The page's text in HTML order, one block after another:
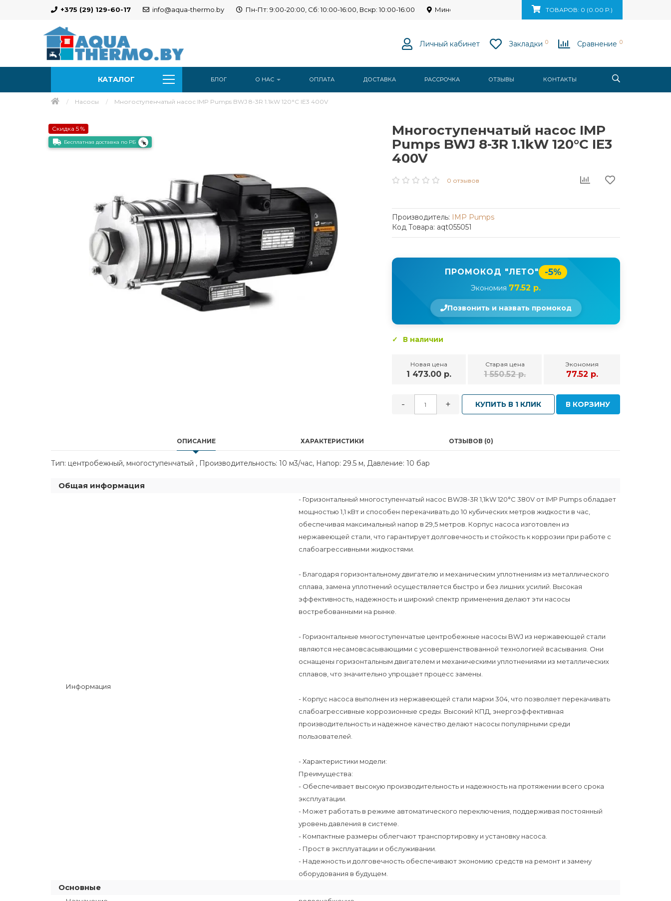
+375 (29) 129-60-17 info@aqua-thermo.by Пн-Пт: 9:00-20:00, Сб: 10:00-16:00, Вскр: 10:00-16:00 Минск, ул. Ваупшасова, д. 10, пом. 131ТОВАРОВ: 0 (0.00 Р.)
Личный кабинет Закладки 0 Сравнение 0
КАТАЛОГ БЛОГ О НАС ОПЛАТА ДОСТАВКА РАССРОЧКА ОТЗЫВЫ КОНТАКТЫ
Насосы Многоступенчатый насос IMP Pumps BWJ 8-3R 1.1kW 120°C IE3 400V
Скидка 5 %
Бесплатная доставка по РБ
Многоступенчатый насос IMP
Pumps BWJ 8-3R 1.1kW 120°C IE3
400V
0 отзывов
Производитель: IMP Pumps
Код Товара: aqt055051
ПРОМОКОД "ЛЕТО" -5%
Экономия 77.52 р.
Позвонить и назвать промокод
В наличии
Новая цена
1 473.00 р.
Старая цена
1 550.52 р.
Экономия
77.52 р.
- + КУПИТЬ В 1 КЛИК В КОРЗИНУ
ОПИСАНИЕ ХАРАКТЕРИСТИКИ ОТЗЫВОВ (0)
Тип: центробежный, многоступенчатый , Производительность: 10 м3/час, Напор: 29.5 м, Давление: 10 бар
Общая информация
Информация
- Горизонтальный многоступенчатый насос BWJ8-3R 1,1kW 120°C 380V от IMP Pumps обладает
мощностью 1,1 кВт и способен перекачивать до 10 кубических метров жидкости в час,
обеспечивая максимальный напор в 29,5 метров. Корпус насоса изготовлен из
нержавеющей стали, что гарантирует долговечность и стойкость к коррозии при работе с
слабоагрессивными жидкостями.
- Благодаря горизонтальному двигателю и механическим уплотнениям из металлического
сплава, замена уплотнений осуществляется быстро и без лишних усилий. Высокая
эффективность, надежность и широкий спектр применения делают эти насосы
востребованными на рынке.
- Горизонтальные многоступенчатые центробежные насосы BWJ из нержавеющей стали
являются несамовсасывающими с усовершенствованной технологией всасывания. Они
оснащены горизонтальным двигателем и механическими уплотнениями из металлических
сплавов, что значительно упрощает процесс замены.
- Корпус насоса выполнен из нержавеющей стали марки 304, что позволяет перекачивать
слабоагрессивные коррозионные среды. Высокий КПД, энергоэффективная
производительность и надежное качество делают насосы популярными среди
пользователей.
- Характеристики модели:
Преимущества:
- Обеспечивает высокую производительность и надежность на протяжении всего срока
эксплуатации.
- Может работать в режиме автоматического переключения, поддерживая постоянный
уровень давления в системе.
- Компактные размеры облегчают транспортировку и установку насоса.
- Прост в эксплуатации и обслуживании.
- Надежность и долговечность обеспечивают экономию средств на ремонт и замену
оборудования в будущем.
Основные